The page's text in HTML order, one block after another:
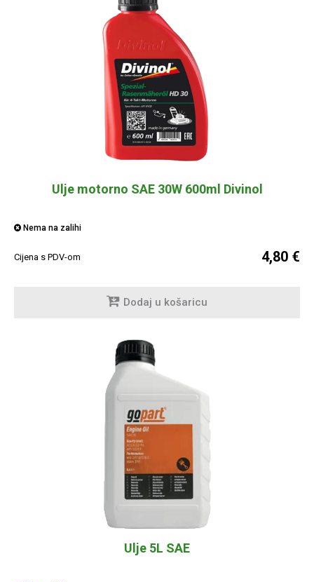
Ulje motorno SAE 30W 600ml Divinol
Nema na zalihi
Cijena s PDV-om 4,80 €
Dodaj u košaricu
Ulje 5L SAE